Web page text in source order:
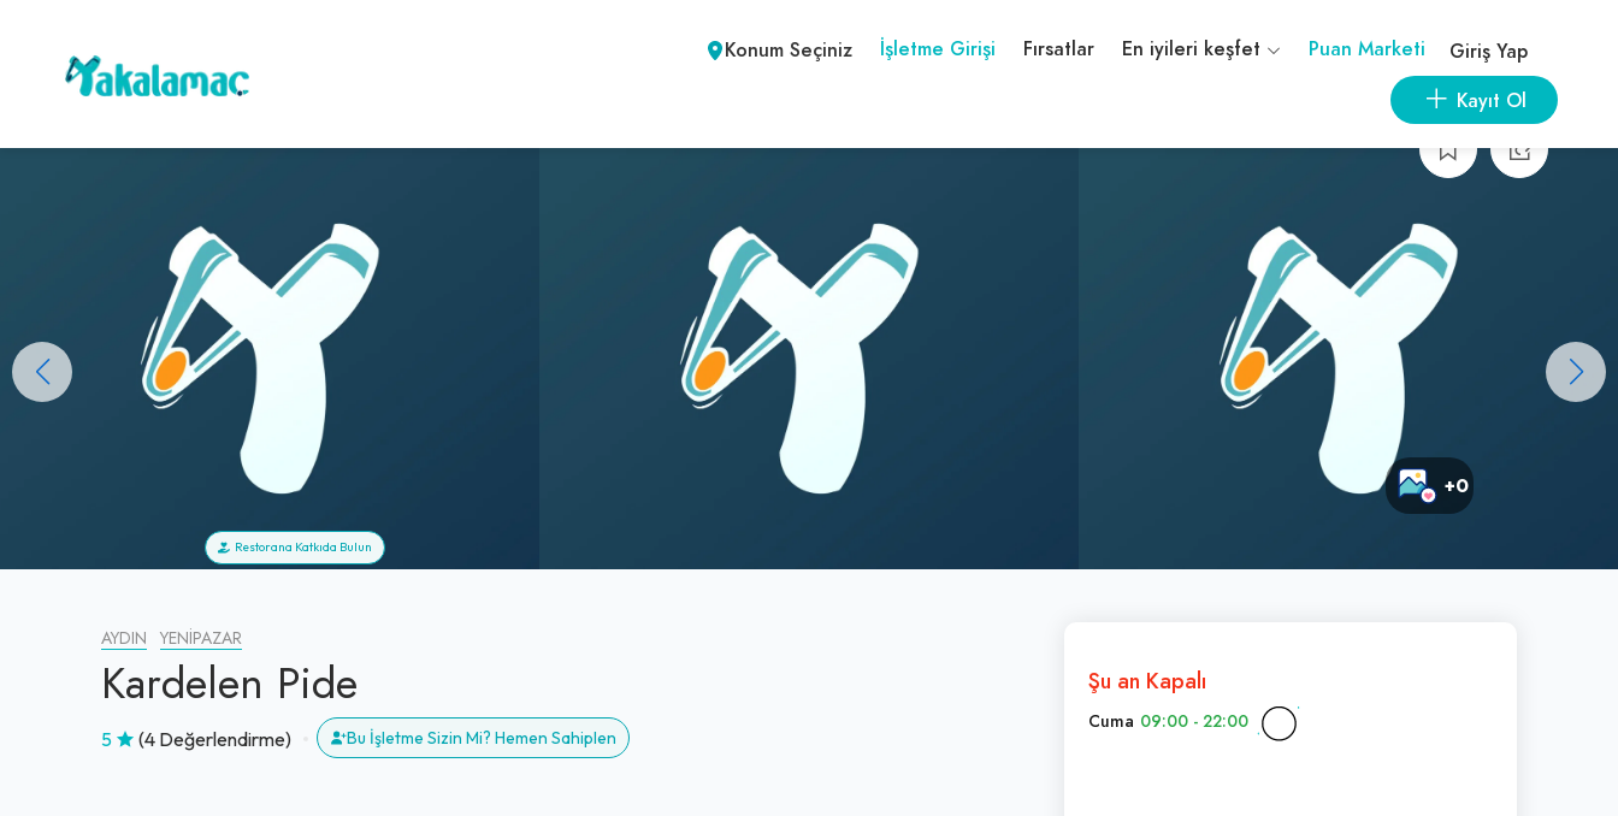
Konum Seçiniz İşletme Girişi Fırsatlar En iyileri keşfet Puan Marketi
Giriş Yap
Kayıt Ol
+0
Restorana Katkıda Bulun
AYDIN YENIPAZAR
Kardelen Pide
5 (4 Değerlendirme) Bu İşletme Sizin Mi? Hemen Sahiplen
Şu an Kapalı
Cuma 09:00 - 22:00